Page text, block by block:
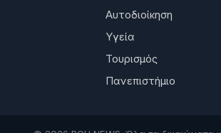
Αυτοδιοίκηση
Υγεία
Τουρισμός
Πανεπιστήμιο